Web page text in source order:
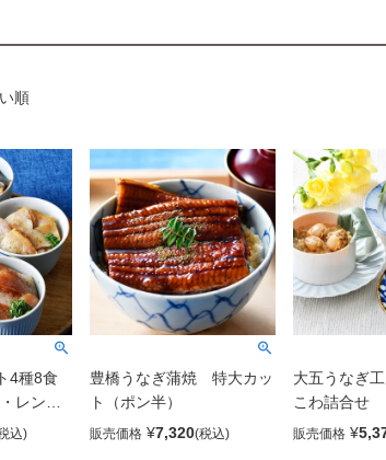
順
4種8食
レンコ
豊橋うなぎ蒲焼 特大カッ
ト（ポン半）
販売価格 ¥7,320
大五うなぎ
こわ詰合せ
販売価格 ¥